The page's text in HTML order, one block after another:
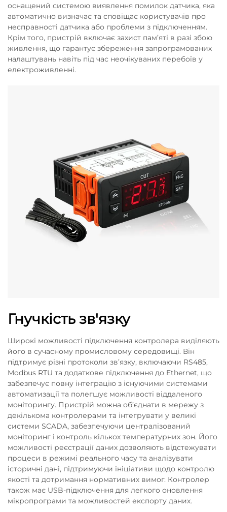
оснащений системою виявлення помилок датчика, яка
автоматично визначає та сповіщає користувачів про
несправності датчика або проблеми з підключенням.
Крім того, пристрій включає захист пам’яті в разі збою
живлення, що гарантує збереження запрограмованих
налаштувань навіть під час неочікуваних перебоїв у
електроживленні.
Гнучкість зв'язку
Широкі можливості підключення контролера виділяють
його в сучасному промисловому середовищі. Він
підтримує різні протоколи зв’язку, включаючи RS485,
Modbus RTU та додаткове підключення до Ethernet, що
забезпечує повну інтеграцію з існуючими системами
автоматизації та полегшує можливості віддаленого
моніторингу. Пристрій можна об’єднати в мережу з
декількома контролерами та інтегрувати у великі
системи SCADA, забезпечуючи централізований
моніторинг і контроль кількох температурних зон. Його
можливості реєстрації даних дозволяють відстежувати
процеси в режимі реального часу та аналізувати
історичні дані, підтримуючи ініціативи щодо контролю
якості та дотримання нормативних вимог. Контролер
також має USB-підключення для легкого оновлення
мікропрограми та можливостей експорту даних.